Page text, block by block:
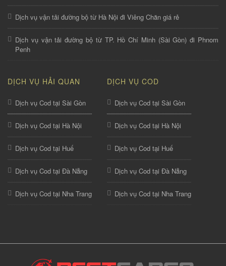
Dịch vụ vận tải đường bộ từ Hà Nội đi Viêng Chăn giá rẻ
Dịch vụ vận tải đường bộ từ TP. Hồ Chí Minh (Sài Gòn) đi Phnom
Penh
DỊCH VỤ HẢI QUAN
Dịch vụ Cod tại Sài Gòn
Dịch vụ Cod tại Hà Nội
Dịch vụ Cod tại Huế
Dịch vụ Cod tại Đà Nẵng
Dịch vụ Cod tại Nha Trang
DỊCH VỤ COD
Dịch vụ Cod tại Sài Gòn
Dịch vụ Cod tại Hà Nội
Dịch vụ Cod tại Huế
Dịch vụ Cod tại Đà Nẵng
Dịch vụ Cod tại Nha Trang